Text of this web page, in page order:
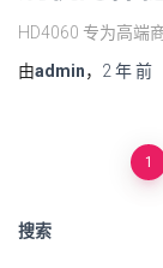
HD4060 专为高端
由admin， 2 年前
1
搜索